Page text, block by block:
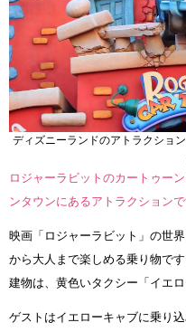
ディズニーランドのアトラクショ
ロジャーラビットのカートゥー
ンタウンにあるアトラクションで
映画「ロジャーラビット」の世
から大人まで楽しめる乗り物です
建物は、黄色いタクシー「イエ
ゲストはイエローキャブに乗り